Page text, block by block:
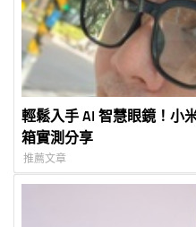
輕鬆入手 AI 智慧眼鏡！小
箱實測分享
推薦文章